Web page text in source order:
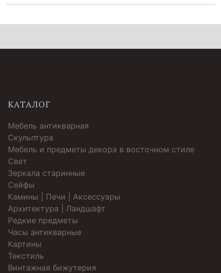
КАТАЛОГ
Мебель антикварная
Скульптура
Мебель и предметы декора в восточном стиле
Свет
Зеркала старинные
Cейфы
Камины | Печи | Аксессуары
Архитектура | Ландшафт
Редкие предметы
Часы антикварные
Картины
Текстиль
Винтажная бижутерия